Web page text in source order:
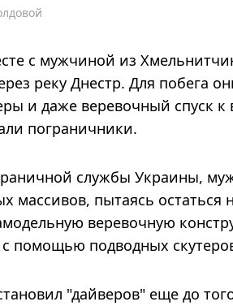
с мужчиной из
реку Днестр. Для побега
и даже веревочный спуск к
пограничники.
службы Украины,
массивов, пытаясь
веревочную
помощью подводных
"дайверов" еще до